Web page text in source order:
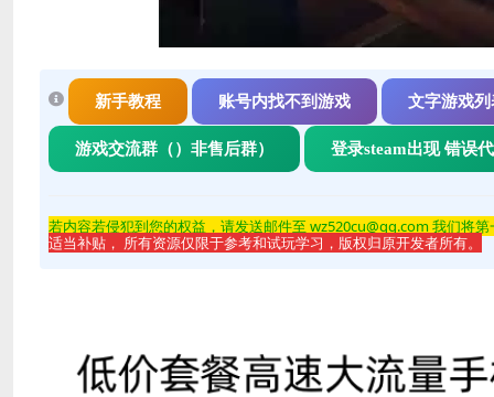
新手教程 账号内找不到游戏 文字游戏列
游戏交流群（）非售后群） 登录steam出现 错误
若内容若侵犯到您的权益，请发送邮件至 wz520cu@qq.com 我们将
适当补贴， 所有资源仅限于参考和试玩学习，版权归原开发者所有。